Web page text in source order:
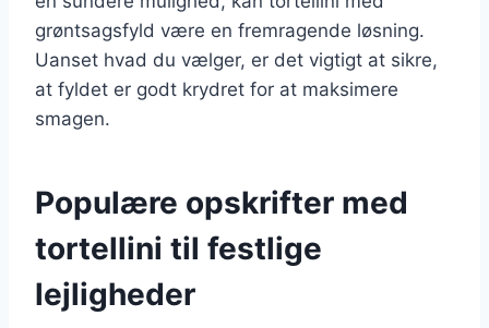
grøntsagsfyld være en fremragende løsning.
Uanset hvad du vælger, er det vigtigt at sikre,
at fyldet er godt krydret for at maksimere
smagen.
Populære opskrifter med
tortellini til festlige
lejligheder